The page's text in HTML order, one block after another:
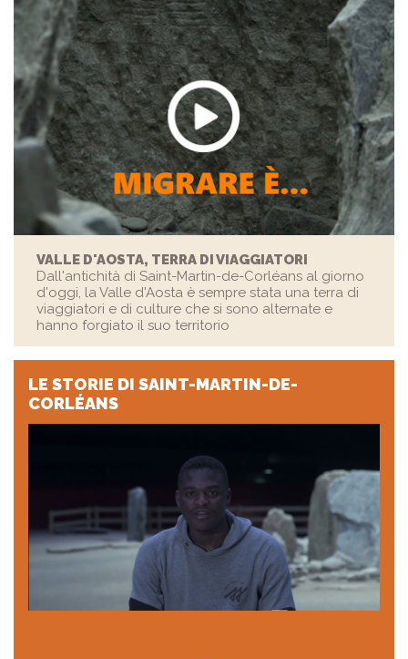
VALLE D'AOSTA, TERRA DI VIAGGIATORI
Dall'antichità di Saint-Martin-de-Corléans al giorno
d'oggi, la Valle d'Aosta è sempre stata una terra di
viaggiatori e di culture che si sono alternate e
hanno forgiato il suo territorio
LE STORIE DI SAINT-MARTIN-DE-
CORLÉANS